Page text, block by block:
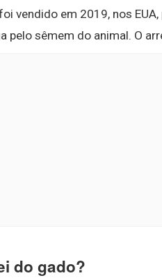
vendido em 2019, nos
pelo sêmem do animal. O
do gado?